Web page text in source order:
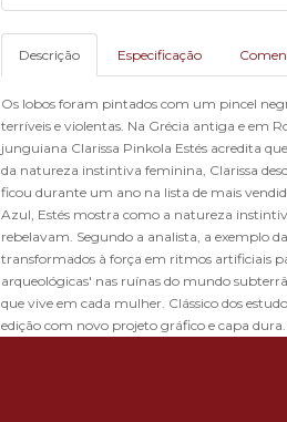
Descrição Especificação
Os lobos foram pintados com um pincel
terríveis e violentas. Na Grécia antiga e em
junguiana Clarissa Pinkola Estés acredita
da natureza instintiva feminina, Clarissa
ficou durante um ano na lista de mais
Azul, Estés mostra como a natureza
rebelavam. Segundo a analista, a exemplo
transformados à força em ritmos artificiais
arqueológicas' nas ruínas do mundo
que vive em cada mulher. Clássico dos
edição com novo projeto gráfico e capa